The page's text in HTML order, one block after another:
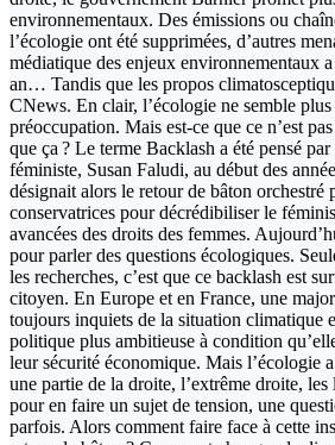
environnementaux. Des émissions ou
l’écologie ont été supprimées, d’autres
médiatique des enjeux environnementaux
an… Tandis que les propos
CNews. En clair, l’écologie ne semble
préoccupation. Mais est-ce que ce n’est
que ça ? Le terme Backlash a été pensé
féministe, Susan Faludi, au début des
désignait alors le retour de bâton orchestré
conservatrices pour décrédibiliser le
avancées des droits des femmes.
pour parler des questions écologiques.
les recherches, c’est que ce backlash est
citoyen. En Europe et en France, une
toujours inquiets de la situation climatique
politique plus ambitieuse à condition
leur sécurité économique. Mais l’écologie
une partie de la droite, l’extrême droite,
pour en faire un sujet de tension, une
parfois. Alors comment faire face à cette